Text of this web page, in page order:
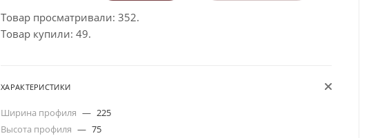
Товар просматривали: 352.
Товар купили: 49.
ХАРАКТЕРИСТИКИ
Ширина профиля — 225
Высота профиля — 75